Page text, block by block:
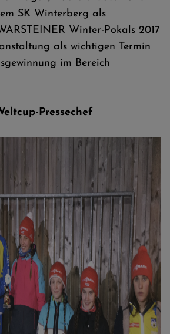
SK Winterberg als
Winter-Pokals 2017
als wichtigen Termin
im Bereich
Pressechef